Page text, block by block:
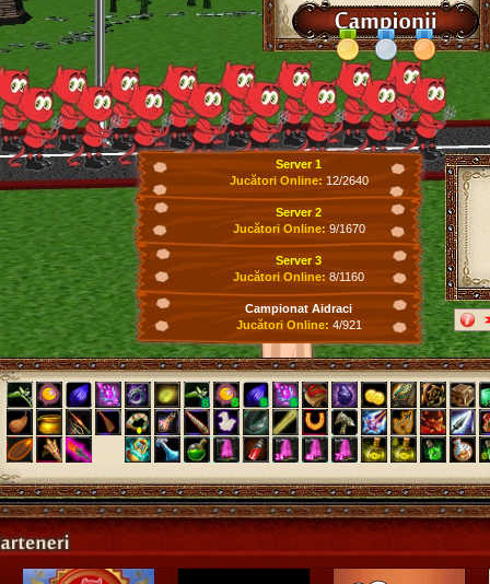
Server 1
Jucători Online: 12/2640
Server 2
Jucători Online: 9/1670
Server 3
Jucători Online: 8/1160
Campionat Aidraci
Jucători Online: 4/921